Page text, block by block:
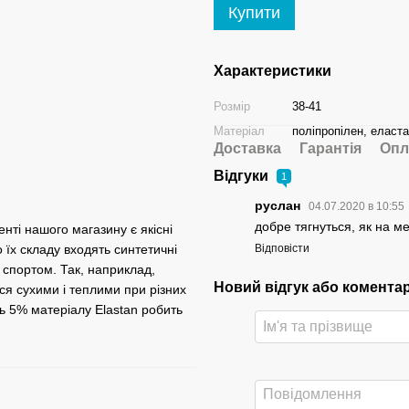
нашого магазину є якісні
складу входять синтетичні
Так, наприклад,
сухими і теплими при різних
5% матеріалу Elastan робить
Купити
Характеристики
Розмір
38-41
Матеріал
поліпропілен,
Доставка Гарантія
Відгуки
1
руслан 04.07.2020 в 10:55
добре тягнуться, як на
Відповісти
Новий відгук або